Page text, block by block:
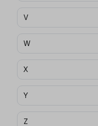
V
W
X
Y
Z